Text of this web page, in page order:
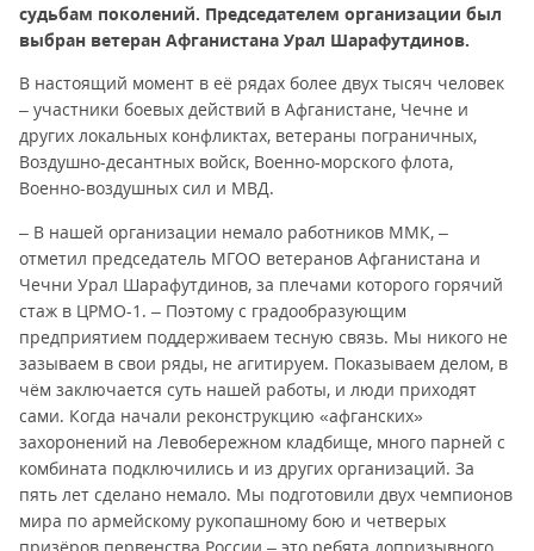
судьбам поколений. Председателем организации был
выбран ветеран Афганистана Урал Шарафутдинов.
В настоящий момент в её рядах более двух тысяч человек
– участники боевых действий в Афганистане, Чечне и
других локальных конфликтах, ветераны пограничных,
Воздушно-десантных войск, Военно-морского флота,
Военно-воздушных сил и МВД.
– В нашей организации немало работников ММК, –
отметил председатель МГОО ветеранов Афганистана и
Чечни Урал Шарафутдинов, за плечами которого горячий
стаж в ЦРМО-1. – Поэтому с градообразующим
предприятием поддерживаем тесную связь. Мы никого не
зазываем в свои ряды, не агитируем. Показываем делом, в
чём заключается суть нашей работы, и люди приходят
сами. Когда начали реконструкцию «афганских»
захоронений на Левобережном кладбище, много парней с
комбината подключились и из других организаций. За
пять лет сделано немало. Мы подготовили двух чемпионов
мира по армейскому рукопашному бою и четверых